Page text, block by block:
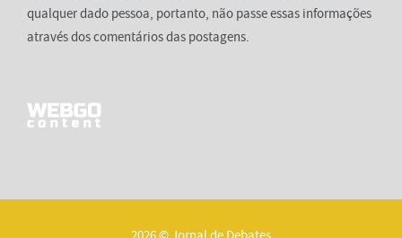
qualquer dado pessoa, portanto, não passe essas informações
através dos comentários das postagens.